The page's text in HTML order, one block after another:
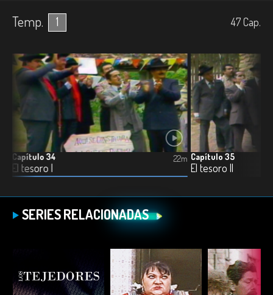
Temp. 1 47Cap.
Capítulo 34
El tesoro I
22m Capítulo 35
El tesoro II
SERIES RELACIONADAS